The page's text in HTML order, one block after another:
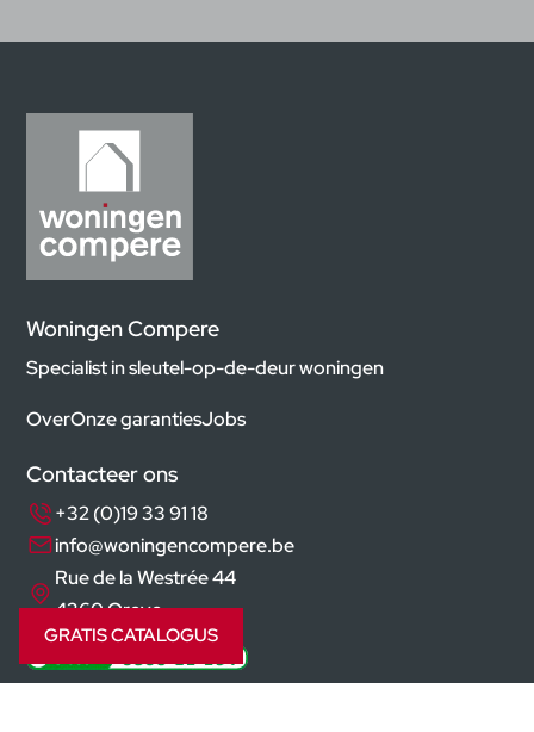
GRATIS CATALOGUS
Woningen Compere
Specialist in sleutel-op-de-deur woningen
OverOnze garantiesJobs
Contacteer ons
+32 (0)19 33 91 18
info@woningencompere.be
Rue de la Westrée 44
4360 Oreye